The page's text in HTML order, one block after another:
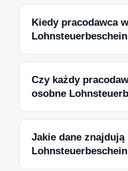
Kiedy pracodawca
Czy każdy
osobne
Jakie dane znajdują